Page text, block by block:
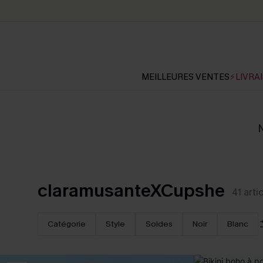
MEILLEURES VENTES
claramusanteXCupshe 41
Catégorie Style Soldes Noir Blanc